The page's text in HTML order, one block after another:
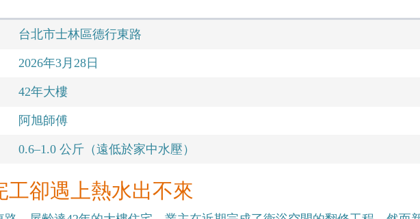
台北市士林區德行東路
2026年3月28日
42年大樓
阿旭師傅
0.6–1.0 公斤（遠低於家中水壓）
工卻遇上熱水出不來